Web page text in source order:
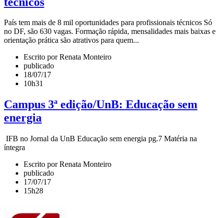
País tem mais de 8 mil oportunidades para profissionais técnicos Só
no DF, são 630 vagas. Formação rápida, mensalidades mais baixas e
orientação prática são atrativos para quem...
Escrito por Renata Monteiro
publicado
18/07/17
10h31
Campus 3ª edição/UnB: Educação sem
energia
IFB no Jornal da UnB Educação sem energia pg.7 Matéria na
íntegra
Escrito por Renata Monteiro
publicado
17/07/17
15h28